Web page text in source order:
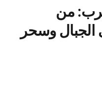
من
الجبال وسحر